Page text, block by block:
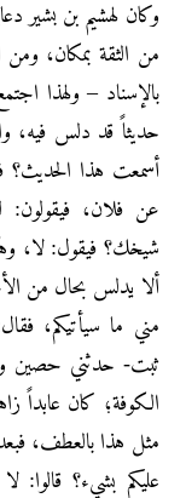
وكان لهشيم بن بشير
من الثقة بمكان،
بالإسناد – ولهذا
حديثاً قد دلس فيه،
أسمعت هذا الحديث؟
عن فلان،
شيخك؟ فيقول: لا،
ألا يدلس بحال من
مني ما سيأتيكم،
ثبت- حدثني حصين
الكوفة؛ كان عابداً
مثل هذا بالعطف،
عليكم بشيء؟